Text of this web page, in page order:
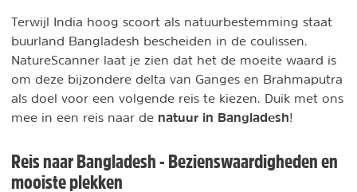
Terwijl India hoog scoort als natuurbestemming staat
buurland Bangladesh bescheiden in de coulissen.
NatureScanner laat je zien dat het de moeite waard is
om deze bijzondere delta van Ganges en Brahmaputra
als doel voor een volgende reis te kiezen. Duik met ons
mee in een reis naar de natuur in Bangladesh!
Reis naar Bangladesh - Bezienswaardigheden en
mooiste plekken